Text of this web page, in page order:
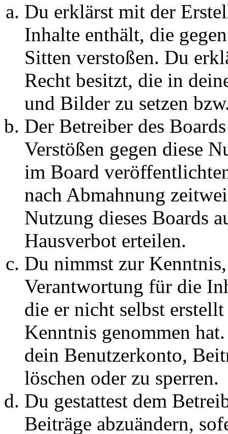
Du erklärst mit der
Inhalte enthält, die
Sitten verstoßen. Du
Recht besitzt, die in
und Bilder zu setzen
Der Betreiber des
Verstößen gegen diese
im Board
nach Abmahnung
Nutzung dieses Boards
Hausverbot erteilen.
Du nimmst zur
Verantwortung für die
die er nicht selbst
Kenntnis genommen
dein Benutzerkonto,
löschen oder zu sperren.
Du gestattest dem
Beiträge abzuändern,